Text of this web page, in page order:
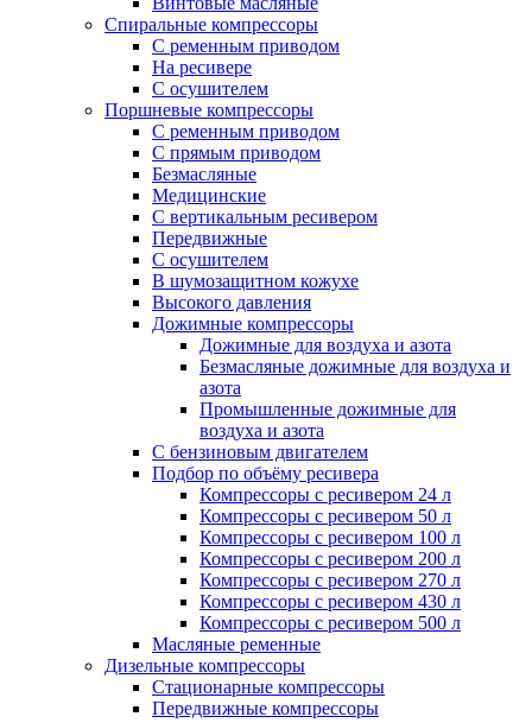
Спиральные компрессоры
С ременным приводом
На ресивере
С осушителем
Поршневые компрессоры
С ременным приводом
С прямым приводом
Безмасляные
Медицинские
С вертикальным ресивером
Передвижные
С осушителем
В шумозащитном кожухе
Высокого давления
Дожимные компрессоры
Дожимные для воздуха и азота
Безмасляные дожимные для воздуха и
азота
Промышленные дожимные для
воздуха и азота
С бензиновым двигателем
Подбор по объёму ресивера
Компрессоры с ресивером 24 л
Компрессоры с ресивером 50 л
Компрессоры с ресивером 100 л
Компрессоры с ресивером 200 л
Компрессоры с ресивером 270 л
Компрессоры с ресивером 430 л
Компрессоры с ресивером 500 л
Масляные ременные
Дизельные компрессоры
Стационарные компрессоры
Передвижные компрессоры